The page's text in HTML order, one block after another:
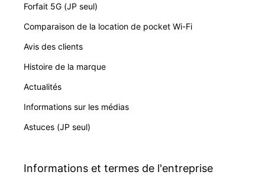
Forfait 5G (JP seul)
Comparaison de la location de pocket Wi-Fi
Avis des clients
Histoire de la marque
Actualités
Informations sur les médias
Astuces (JP seul)
Informations et termes de l'entreprise